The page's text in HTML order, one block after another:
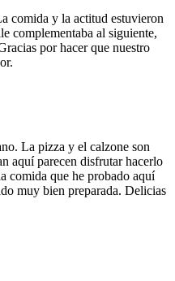
comida y la actitud estuvieron
complementaba al siguiente,
por hacer que nuestro
La pizza y el calzone son
aquí parecen disfrutar hacerlo
comida que he probado aquí
muy bien preparada. Delicias